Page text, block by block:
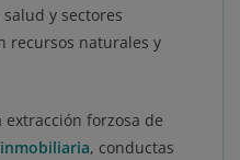
y sectores
recursos naturales y
extracción forzosa de
, conductas